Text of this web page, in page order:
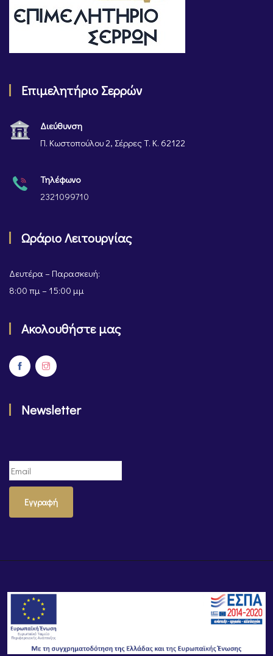
Επιμελητήριο Σερρών
Διεύθυνση
Π. Κωστοπούλου 2, Σέρρες Τ. Κ. 62122
Τηλέφωνο
2321099710
Ωράριο Λειτουργίας
Δευτέρα – Παρασκευή:
8:00 πμ – 15:00 μμ
Ακολουθήστε μας
Newsletter
Εγγραφή